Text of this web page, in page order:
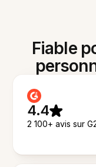
Fiable
4.4
2 100+ avis sur